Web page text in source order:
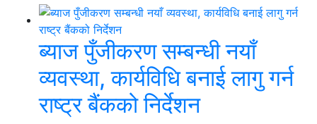
ब्याज पुँजीकरण सम्बन्धी नयाँ
व्यवस्था, कार्यविधि बनाई लागु गर्न
राष्ट्र बैंकको निर्देशन